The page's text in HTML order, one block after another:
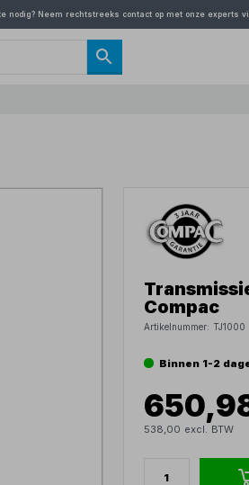
nodig? Neem rechtstreeks contact op met onze experts
Compac
Artikelnummer: TJ1000
Binnen 1-2
538,00 excl. BTW